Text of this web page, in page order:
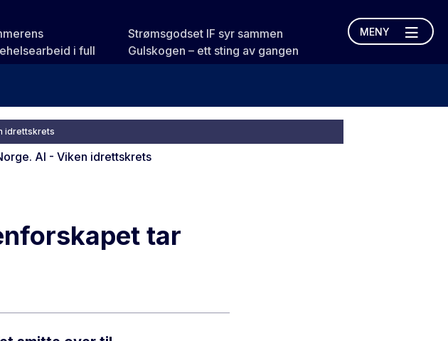
i full
Strømsgodset IF syr sammen
Gulskogen – ett sting av gangen
MENY
idrettskrets
tar